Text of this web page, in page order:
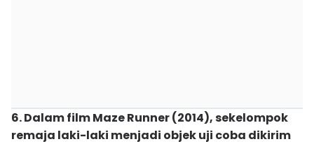
6. Dalam film Maze Runner (2014), sekelompok
remaja laki-laki menjadi objek uji coba dikirim